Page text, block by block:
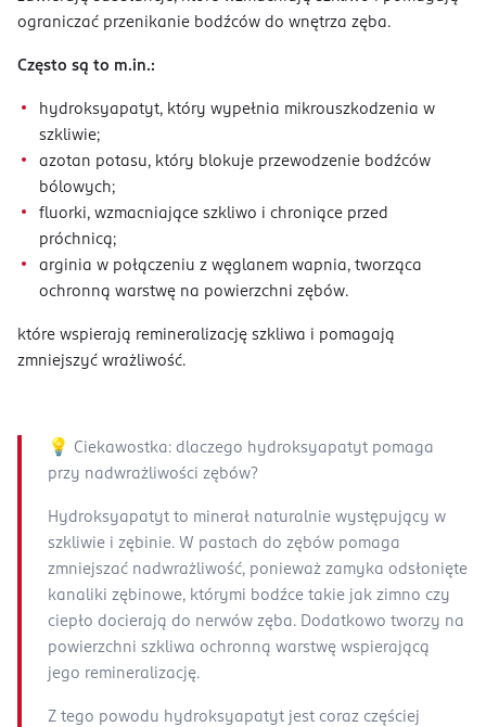
ograniczać przenikanie bodźców do wnętrza zęba.
Często są to m.in.:
hydroksyapatyt, który wypełnia mikrouszkodzenia w
szkliwie;
azotan potasu, który blokuje przewodzenie bodźców
bólowych;
fluorki, wzmacniające szkliwo i chroniące przed
próchnicą;
arginia w połączeniu z węglanem wapnia, tworząca
ochronną warstwę na powierzchni zębów.
które wspierają remineralizację szkliwa i pomagają
zmniejszyć wrażliwość.
💡 Ciekawostka: dlaczego hydroksyapatyt pomaga
przy nadwrażliwości zębów?
Hydroksyapatyt to minerał naturalnie występujący w
szkliwie i zębinie. W pastach do zębów pomaga
zmniejszać nadwrażliwość, ponieważ zamyka odsłonięte
kanaliki zębinowe, którymi bodźce takie jak zimno czy
ciepło docierają do nerwów zęba. Dodatkowo tworzy na
powierzchni szkliwa ochronną warstwę wspierającą
jego remineralizację.
Z tego powodu hydroksyapatyt jest coraz częściej